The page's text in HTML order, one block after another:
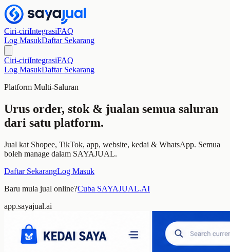
Ciri-ciriIntegrasiFAQ
Log MasukDaftar Sekarang
Ciri-ciriIntegrasiFAQ
Log MasukDaftar Sekarang
Platform Multi-Saluran
Urus order, stok & jualan semua saluran
dari satu platform.
Jual kat Shopee, TikTok, app, website, kedai & WhatsApp. Semua
boleh manage dalam SAYAJUAL.
Daftar SekarangLog Masuk
Baru mula jual online?Cuba SAYAJUAL.AI
app.sayajual.ai